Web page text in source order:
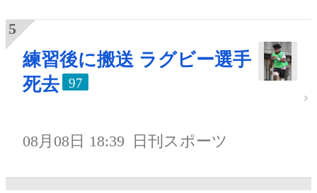
練習後に搬送 ラグビー選手
死去
97
08月08日 18:39 日刊スポーツ